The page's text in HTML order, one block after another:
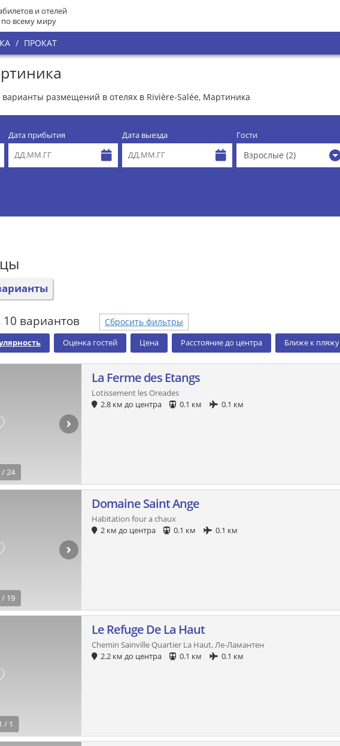
и отелей
по всему миру
/ ПРОКАТ
размещений в отелях в Rivière-Salée, Мартиника
Дата прибытия Дата выезда Гости
Взрослые (2)
вариантов
Сбросить фильтры
Оценка гостей Цена Расстояние до центра Ближе к пляжу
/ 24
La Ferme des Etangs
Lotissement les Oreades
2.8 км до центра
0.1 км 0.1 км
/ 19
Domaine Saint Ange
Habitation four a chaux
2 км до центра
0.1 км 0.1 км
/ 1
Le Refuge De La Haut
Chemin Sainville Quartier La Haut, Ле-Ламантен
2.2 км до центра
0.1 км 0.1 км